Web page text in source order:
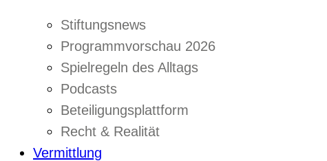
Stiftungsnews
Programmvorschau 2026
Spielregeln des Alltags
Podcasts
Beteiligungsplattform
Recht & Realität
Vermittlung